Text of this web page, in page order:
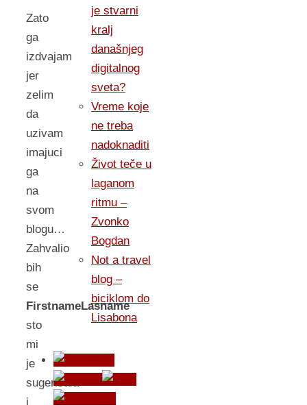
Zato
ga
izdvajam
jer
zelim
da
uzivam
imajuci
ga
na
svom
blogu…
Zahvalio
bih
se
FirstnameLasname
sto
mi
je
sugerisala
i
je stvarni
kralj
današnjeg
digitalnog
sveta?
Vreme koje
ne treba
nadoknaditi
Život teče u
laganom
ritmu –
Zvonko
Bogdan
Not a travel
blog –
biciklom do
Lisabona